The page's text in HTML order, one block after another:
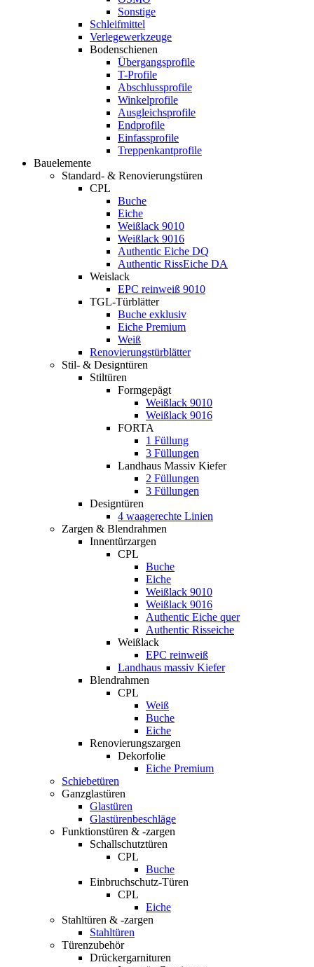
Sonstige
Schleifmittel
Verlegewerkzeuge
Bodenschienen
Übergangsprofile
T-Profile
Abschlussprofile
Winkelprofile
Ausgleichsprofile
Endprofile
Einfassprofile
Treppenkantprofile
Bauelemente
Standard- & Renovierungstüren
CPL
Buche
Eiche
Weißlack 9010
Weißlack 9016
Authentic Eiche DQ
Authentic RissEiche DA
Weislack
EPC reinweiß 9010
TGL-Türblätter
Buche exklusiv
Eiche Premium
Weiß
Renovierungstürblätter
Stil- & Designtüren
Stiltüren
Formgepägt
Weißlack 9010
Weißlack 9016
FORTA
1 Füllung
3 Füllungen
Landhaus Massiv Kiefer
2 Füllungen
3 Füllungen
Designtüren
4 waagerechte Linien
Zargen & Blendrahmen
Innentürzargen
CPL
Buche
Eiche
Weißlack 9010
Weißlack 9016
Authentic Eiche quer
Authentic Risseiche
Weißlack
EPC reinweiß
Landhaus massiv Kiefer
Blendrahmen
CPL
Weiß
Buche
Eiche
Renovierungszargen
Dekorfolie
Eiche Premium
Schiebetüren
Ganzglastüren
Glastüren
Glastürenbeschläge
Funktionstüren & -zargen
Schallschutztüren
CPL
Buche
Einbruchschutz-Türen
CPL
Eiche
Stahltüren & -zargen
Stahltüren
Türenzubehör
Drückergarnituren